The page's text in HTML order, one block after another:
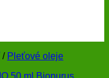
/ Pleťové oleje